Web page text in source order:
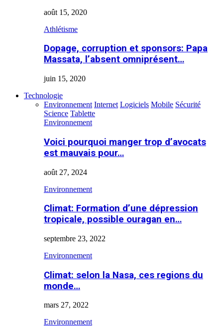
août 15, 2020
Athlétisme
Dopage, corruption et sponsors: Papa
Massata, l’absent omniprésent…
juin 15, 2020
Technologie
Environnement Internet Logiciels Mobile Sécurité
Science Tablette
Environnement
Voici pourquoi manger trop d’avocats
est mauvais pour…
août 27, 2024
Environnement
Climat: Formation d’une dépression
tropicale, possible ouragan en…
septembre 23, 2022
Environnement
Climat: selon la Nasa, ces regions du
monde…
mars 27, 2022
Environnement